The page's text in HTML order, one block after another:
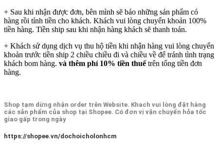
+ Sau khi nhận được đơn, bên mình sẽ báo những sản phẩm có
hàng rồi tính tiền cho khách. Khách vui lòng chuyển khoản 100%
tiền hàng. Tiền ship sau khi nhận hàng khách sẽ thanh toán.
+ Khách sử dụng dịch vụ thu hộ tiền khi nhận hàng vui lòng chuyển
khoản trước tiền ship 2 chiều chiều đi và chiều về để tránh tình trạng
khách bom hàng. và thêm phí 10% tiền thuếtrên tổng tiền đơn
hàng.
Shop tạm dừng nhận order trên Website. Khach vui lòng đặt hàng
các sản phẩm của shop tại Shopee. Có đơn vị vận chuyển hỏa tốc
giao gấp trong ngày
https://shopee.vn/dochoicholonhcm